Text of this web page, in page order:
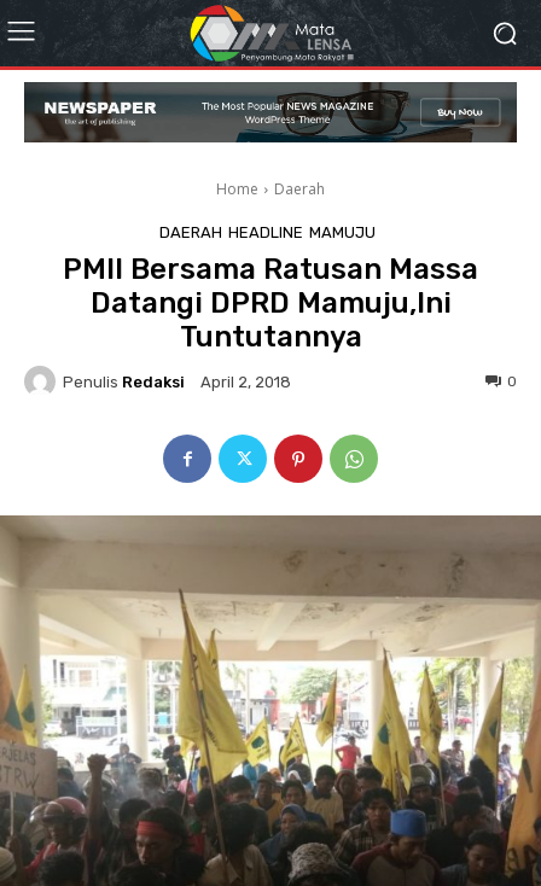
Home Daerah
DAERAH HEADLINE MAMUJU
PMII Bersama Ratusan Massa
Datangi DPRD Mamuju,Ini
Tuntutannya
Penulis Redaksi April 2, 2018 0